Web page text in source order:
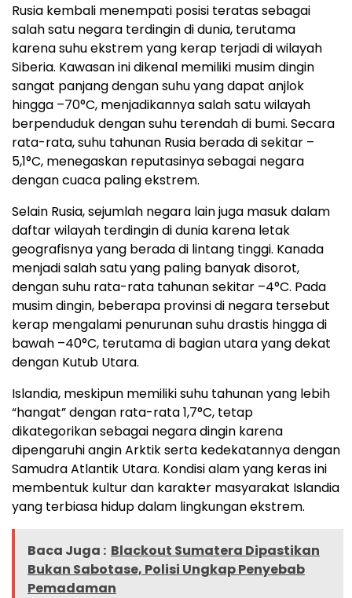
Rusia kembali menempati posisi teratas sebagai
salah satu negara terdingin di dunia, terutama
karena suhu ekstrem yang kerap terjadi di wilayah
Siberia. Kawasan ini dikenal memiliki musim dingin
sangat panjang dengan suhu yang dapat anjlok
hingga –70°C, menjadikannya salah satu wilayah
berpenduduk dengan suhu terendah di bumi. Secara
rata-rata, suhu tahunan Rusia berada di sekitar –
5,1°C, menegaskan reputasinya sebagai negara
dengan cuaca paling ekstrem.
Selain Rusia, sejumlah negara lain juga masuk dalam
daftar wilayah terdingin di dunia karena letak
geografisnya yang berada di lintang tinggi. Kanada
menjadi salah satu yang paling banyak disorot,
dengan suhu rata-rata tahunan sekitar –4°C. Pada
musim dingin, beberapa provinsi di negara tersebut
kerap mengalami penurunan suhu drastis hingga di
bawah –40°C, terutama di bagian utara yang dekat
dengan Kutub Utara.
Islandia, meskipun memiliki suhu tahunan yang lebih
“hangat” dengan rata-rata 1,7°C, tetap
dikategorikan sebagai negara dingin karena
dipengaruhi angin Arktik serta kedekatannya dengan
Samudra Atlantik Utara. Kondisi alam yang keras ini
membentuk kultur dan karakter masyarakat Islandia
yang terbiasa hidup dalam lingkungan ekstrem.
Baca Juga : Blackout Sumatera Dipastikan
Bukan Sabotase, Polisi Ungkap Penyebab
Pemadaman